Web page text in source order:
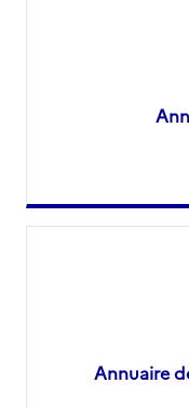
Annuaire